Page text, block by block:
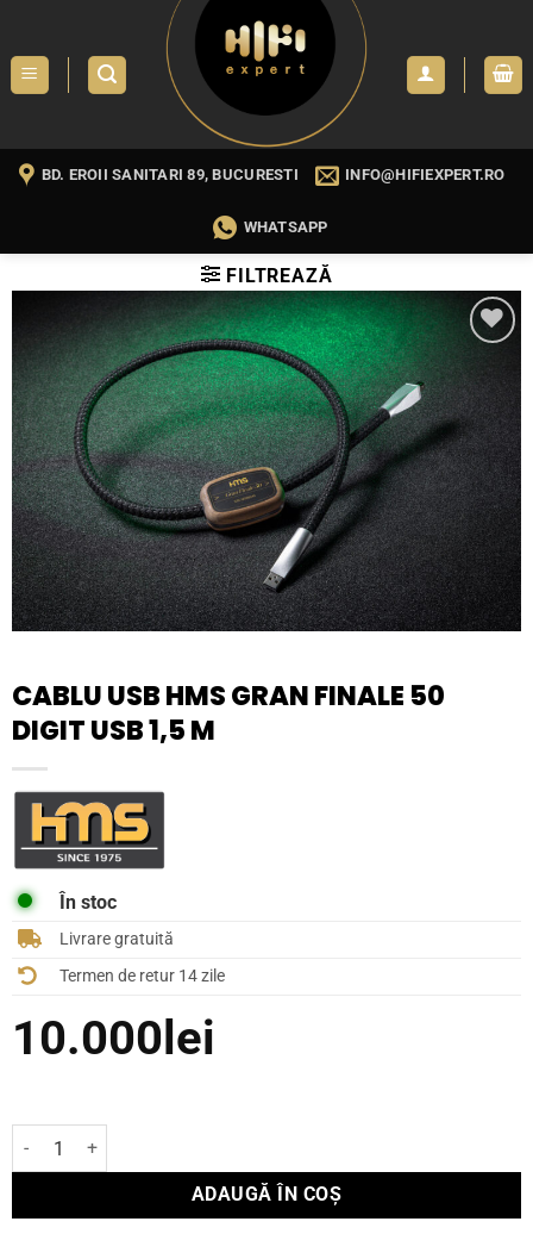
content
BD. EROII SANITARI 89, BUCURESTI INFO@HIFIEXPERT.RO
WHATSAPP
FILTREAZĂ
WISHLIST
CABLU USB HMS GRAN FINALE 50
DIGIT USB 1,5 M
În stoc
Livrare gratuită
Termen de retur 14 zile
10.000 lei
Cantitate Cablu USB HMS Gran Finale 50 digit USB 1,5 M
ADAUGĂ ÎN COȘ